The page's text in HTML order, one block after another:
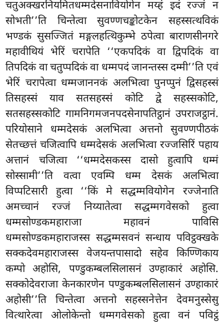
चतुअक्खरनियमितधम्मदेसनावियोगेन मय्हं इदं रज्जं न
सोभती’’ति चिन्तेत्वा सुवण्णचङ्कोटकेन सहस्सत्थविकं
भण्डकं सुसज्जितं मङ्गलहत्थिकुम्भे ठपेत्वा बाराणसीनगरे
महावीथियं भेरिं चरापेति ‘‘एकपदिकं वा द्विपदिकं वा
तिपदिकं वा चतुप्पदिकं वा धम्मपदं जानन्तस्स दम्मी’’ति एवं
भेरिं चरापेत्वा धम्मजाननकं अलभित्वा पुनप्पुनं द्विसहस्सं
तिसहस्सं याव सतसहस्सं कोटि द्वे सहस्सकोटि,
सतसहस्सकोटि गामनिगमजनपदसेनापतिट्ठानं उपराजट्ठानं.
परियोसाने धम्मदेसकं अलभित्वा अत्तनो सुवण्णपीठकं
सेतच्छत्तं चजित्वापि धम्मदेसकं अलभित्वा रज्जसिरिं पहाय
अत्तानं चजित्वा ‘‘धम्मदेसकस्स दासो हुत्वापि धम्मं
सोस्सामी’’ति वत्वा एवम्पि धम्म देसकं अलभित्वा
विप्पटिसारी हुत्वा ‘‘किं मे सद्धम्मवियोगेन रज्जेनाति
अमच्चानं रज्जं निय्यातेत्वा सद्धम्मगवेसको हुत्वा
धम्मसोण्डकमहाराजा महावनं पाविसि
धम्मसोण्डकमहाराजस्स सद्धम्मसवनं सन्धाय पविट्ठक्खके
सक्कदेवमहाराजस्स वेजयन्तपासादो सहेव किण्णिकाय
कम्पो अहोसि, पण्डुकम्बलसिलासनं उण्हाकारं अहोसि.
सक्कोदेवराजा केनकारणेन पण्डुकम्बलसिलासनं उण्हाकारं
अहोसी’’ति चिन्तेत्वा अत्तनो सहस्सनेत्तेन देवमनुस्सेसु
वित्थारेत्वा ओलोकेन्तो धम्मगवेसको हुत्वा वनं पविट्ठं